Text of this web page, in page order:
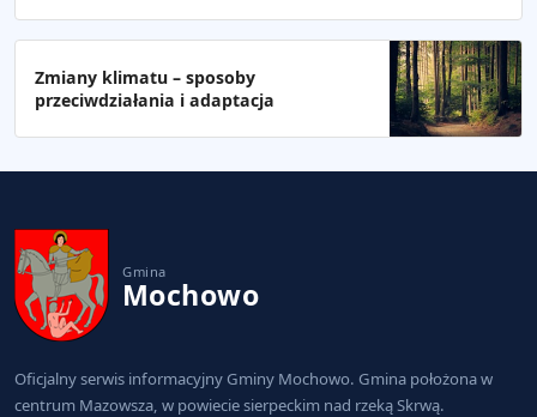
Zmiany klimatu – sposoby
przeciwdziałania i adaptacja
Gmina
Mochowo
Oficjalny serwis informacyjny Gminy Mochowo. Gmina położona w
centrum Mazowsza, w powiecie sierpeckim nad rzeką Skrwą.